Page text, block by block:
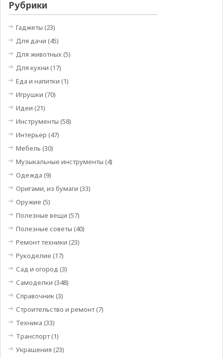
Рубрики
Гаджеты (23)
Для дачи (45)
Для животных(5)
Для кухни (17)
Еда и напитки (1)
Игрушки (70)
Идеи (21)
Инструменты (58)
Интерьер (47)
Мебель (30)
Музыкальные инструменты (4)
Одежда (9)
Оригами, из бумаги (33)
Оружие (5)
Полезные вещи (57)
Полезные советы (40)
Ремонт техники (23)
Рукоделие (17)
Сад и огород (3)
Самоделки (348)
Справочник(3)
Строительство и ремонт(7)
Техника (33)
Транспорт(1)
Украшения (23)